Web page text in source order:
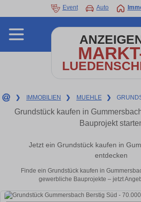
Event Auto
❯ IMMOBILIEN ❯ MUEHLE ❯
Grundstück kaufen in
Bauprojekt
Jetzt ein Grundstück kaufen in
entdecken
Finde ein Grundstück kaufen in
gewerbliche Bauprojekte – jetzt